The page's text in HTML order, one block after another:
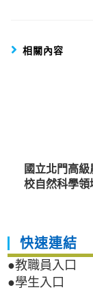
相關內容
國立北門高
校自然科學
快速連結
●教職員入口
●學生入口